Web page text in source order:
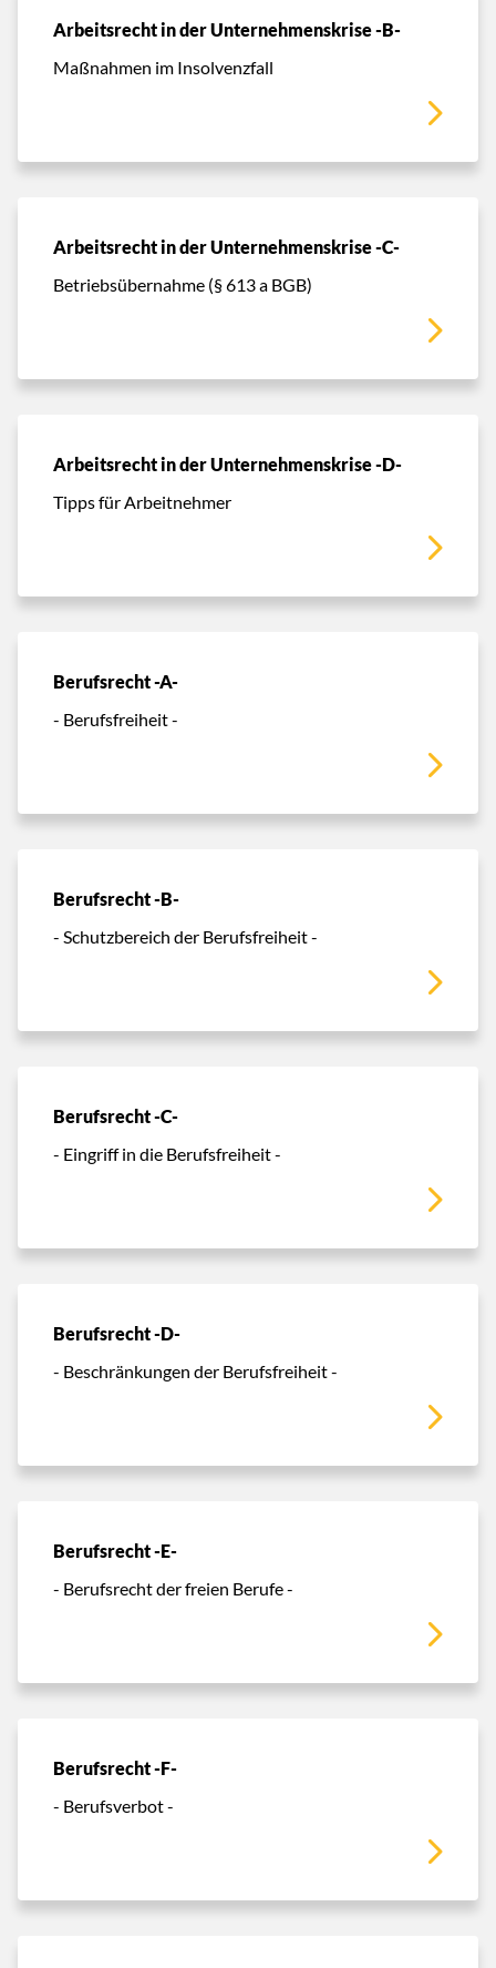
Arbeitsrecht in der Unternehmenskrise -B-
Maßnahmen im Insolvenzfall
Arbeitsrecht in der Unternehmenskrise -C-
Betriebsübernahme (§ 613 a BGB)
Arbeitsrecht in der Unternehmenskrise -D-
Tipps für Arbeitnehmer
Berufsrecht -A-
- Berufsfreiheit -
Berufsrecht -B-
- Schutzbereich der Berufsfreiheit -
Berufsrecht -C-
- Eingriff in die Berufsfreiheit -
Berufsrecht -D-
- Beschränkungen der Berufsfreiheit -
Berufsrecht -E-
- Berufsrecht der freien Berufe -
Berufsrecht -F-
- Berufsverbot -